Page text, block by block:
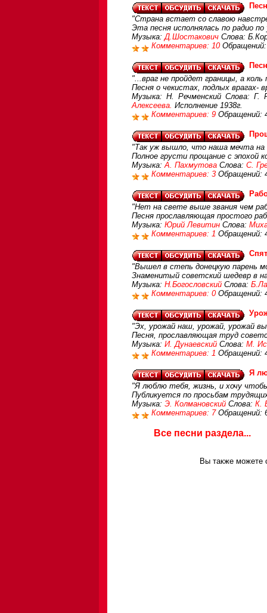
"Страна встает со славою
Эта песня исполнялась по радио
Музыка:Д.Шостакович Слова:
Комментариев: 10 Обращений:
"...враг не пройдет границы, а
Песня о чекистах, подлых врагах-
Музыка: Н. Речменский Слова: Г.
Алексеева. Исполнение 1938г.
Комментариев: 9 Обращений:
"Так уж вышло, что наша мечта на
Полное грусти прощание с эпохой
Музыка:А. Пахмутова Слова: С.
Комментариев: 3 Обращений:
"Нет на свете выше звания чем
Песня прославляющая простого
Музыка: Юрий Левитин Слова:
Комментариев: 1 Обращений:
"Вышел в степь донецкую парень
Знаменитый советский шедевр в
Музыка: Н.Богословский Слова:
Комментариев: 0 Обращений:
"Эх, урожай наш, урожай, урожай
Песня, прославляющая труд
Музыка: И. Дунаевский Слова: М.
Комментариев: 1 Обращений:
Я
"Я люблю тебя, жизнь, и хочу
Публикуется по просьбам
Музыка: Э. Колмановский Слова: К.
Комментариев: 7 Обращений:
Все песни раздела...
Вы также можете